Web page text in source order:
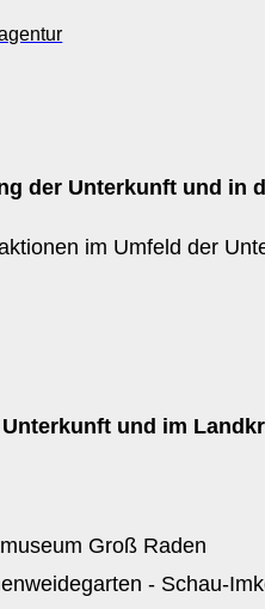
der Unterkunft und in
im Umfeld der
und im
Groß Raden
- Schau-